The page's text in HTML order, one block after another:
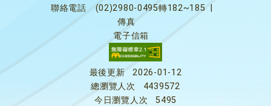
聯絡電話
(02)2980-0495轉182~185
傳真
電子信箱
最後更新
2026-01-12
總瀏覽人次
4439572
今日瀏覽人次
5495